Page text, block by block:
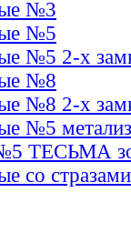
№3
№5
№5 2-х
№8
№8 2-х
№5
ТЕСЬМА
со стразами